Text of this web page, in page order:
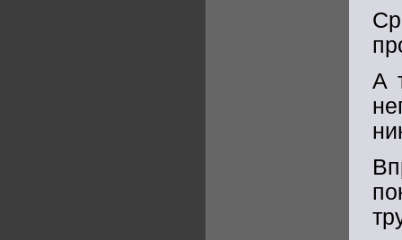
А